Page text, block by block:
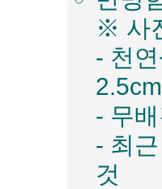
※ 사
- 천
- 무
- 최
것